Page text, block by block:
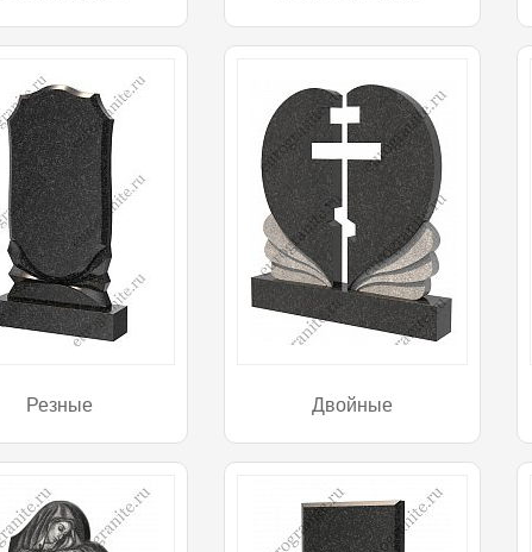
Резные Двойные